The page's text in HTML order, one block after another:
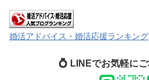
婚活アドバイス・婚活応援ランキング
💍 LINEでお気軽に